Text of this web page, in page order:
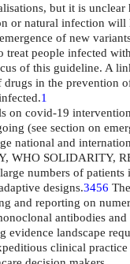
but it is
or natural infection will
of new
treat people infected
of this guideline. A
drugs in the prevention
1
on covid-19
(see section on
national and
WHO SOLIDARITY,
numbers of patients
designs.3456
and reporting on
antibodies
evidence landscape
clinical